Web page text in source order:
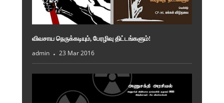
விவசாய நெருக்கடியும், பேரழிவு திட்டங்களும்!
admin 23 Mar 2016